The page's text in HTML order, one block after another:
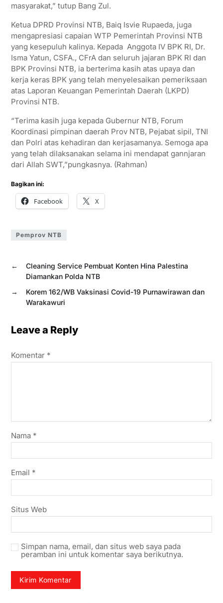
masyarakat,” tutup Bang Zul.
Ketua DPRD Provinsi NTB, Baiq Isvie Rupaeda, juga
mengapresiasi capaian WTP Pemerintah Provinsi NTB
yang kesepuluh kalinya. Kepada Anggota IV BPK RI, Dr.
Isma Yatun, CSFA., CFrA dan seluruh jajaran BPK RI dan
BPK Provinsi NTB, ia berterima kasih atas upaya dan
kerja keras BPK yang telah menyelesaikan pemeriksaan
atas Laporan Keuangan Pemerintah Daerah (LKPD)
Provinsi NTB.
“Terima kasih juga kepada Gubernur NTB, Forum
Koordinasi pimpinan daerah Prov NTB, Pejabat sipil, TNI
dan Polri atas kehadiran dan kerjasamanya. Semoga apa
yang telah dilaksanakan selama ini mendapat gannjaran
dari Allah SWT,”pungkasnya. (Rahman)
Bagikan ini:
Facebook X
Pemprov NTB
←
Cleaning Service Pembuat Konten Hina Palestina
Diamankan Polda NTB
→
Korem 162/WB Vaksinasi Covid-19 Purnawirawan dan
Warakawuri
Leave a Reply
Komentar *
Nama *
Email *
Situs Web
Simpan nama, email, dan situs web saya pada
peramban ini untuk komentar saya berikutnya.